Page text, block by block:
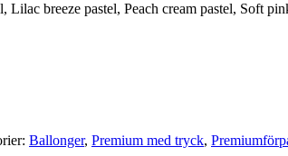
breeze pastel, Peach cream pastel, Soft
Ballonger, Premium med tryck,